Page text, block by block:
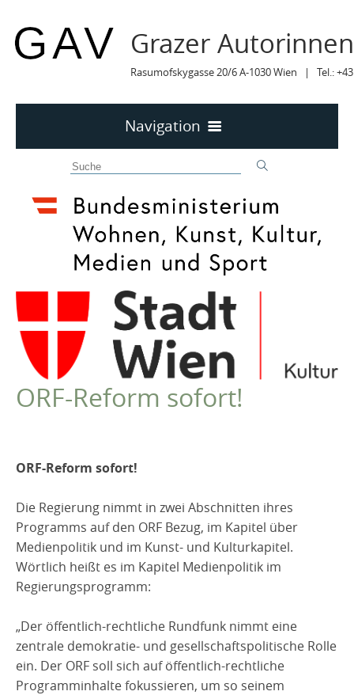
Grazer
Rasumofskygasse 20/6 A-1030 Wien | Tel.:
Navigation
MITTEILUNGEN
MITTEILUNGEN Archiv
2025
2023
2022
2021
2020
2016
2015
2014
2011
TERMINE
TERMINE sortiert
LYRIK IM MÄRZ
MITGLIEDER
VEREIN
Robert Musil Gedenkraum
ORF-Reform sofort!
ORF-Reform sofort!
Die Regierung nimmt in zwei Abschnitten ihres
Programms auf den ORF Bezug, im Kapitel über
Medienpolitik und im Kunst- und Kulturkapitel.
Wörtlich heißt es im Kapitel Medienpolitik im
Regierungsprogramm:
„Der öffentlich-rechtliche Rundfunk nimmt eine
zentrale demokratie- und gesellschaftspolitische Rolle
ein. Der ORF soll sich auf öffentlich-rechtliche
Programminhalte fokussieren, um so seinem